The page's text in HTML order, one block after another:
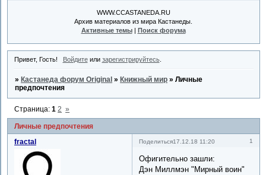
WWW.CCASTANEDA.RU
Архив материалов из мира Кастанеды.
Активные темы| Поиск форума
Привет, Гость! Войдитеили зарегистрируйтесь.
» Кастанеда форум Original » Книжный мир »Личные
предпочтения
Личные предпочтения
Страница:1 2 »
Поделиться 1
17.12.18 11:20
fractal
Офигительно зашли:
Дэн Миллмэн "Мирный воин"